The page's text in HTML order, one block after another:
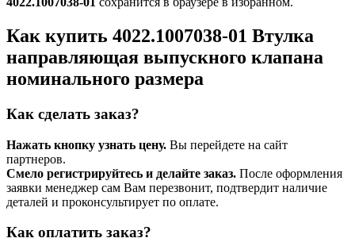
Как купить 4022.1007038-01 Втулка
направляющая выпускного клапана
номинального размера
Как сделать заказ?
Нажать кнопку узнать цену. Вы перейдете на сайт
партнеров.
Смело регистрируйтесь и делайте заказ. После оформления
заявки менеджер сам Вам перезвонит, подтвердит наличие
деталей и проконсультирует по оплате.
Как оплатить заказ?